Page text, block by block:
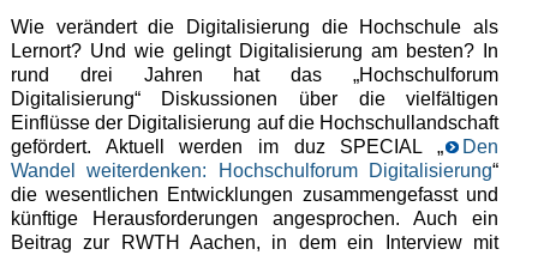
Wie verändert die Digitalisierung die Hochschule als
Lernort? Und wie gelingt Digitalisierung am besten? In
rund drei Jahren hat das „Hochschulforum
Digitalisierung“ Diskussionen über die vielfältigen
Einflüsse der Digitalisierung auf die Hochschullandschaft
gefördert. Aktuell werden im duz SPECIAL „
Den
Wandel weiterdenken: Hochschulforum Digitalisierung“
die wesentlichen Entwicklungen zusammengefasst und
künftige Herausforderungen angesprochen. Auch ein
Beitrag zur RWTH Aachen, in dem ein Interview mit